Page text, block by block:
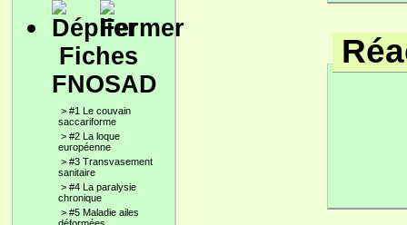
Fiches
FNOSAD
> #1 Le couvain
saccariforme
> #2 La loque
européenne
> #3 Transvasement
sanitaire
> #4 La paralysie
chronique
> #5 Maladie ailes